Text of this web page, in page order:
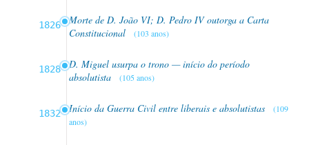
1826
Morte de D. João VI; D. Pedro IV outorga a Carta
Constitucional
(103 anos)
1828
D. Miguel usurpa o trono — início do período
absolutista
(105 anos)
1832 Início da Guerra Civil entre liberais e absolutistas
(109
anos)